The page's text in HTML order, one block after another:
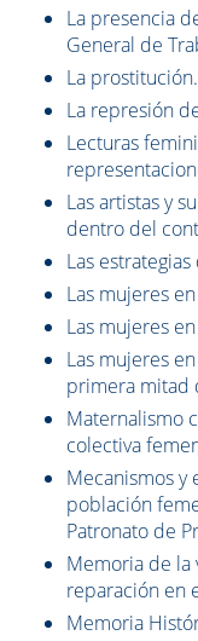
La presencia
General de
La prostitución.
La represión
Lecturas
Las artistas y
dentro del
Las
Las mujeres
Las mujeres
Las mujeres
primera mitad
Maternalismo
colectiva
Mecanismos y
población
Patronato de
Memoria de la
reparación en
Memoria